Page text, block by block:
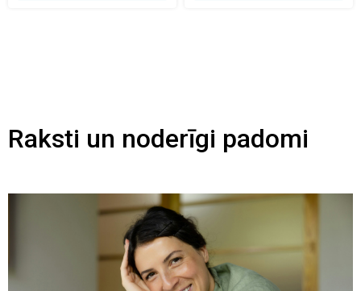
Raksti un noderīgi padomi